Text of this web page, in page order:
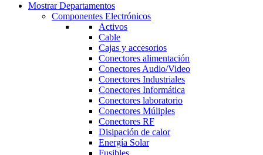
Mostrar Departamentos
Componentes Electrónicos
Activos
Cable
Cajas y accesorios
Conectores alimentación
Conectores Audio/Video
Conectores Industriales
Conectores Informática
Conectores laboratorio
Conectores Múliples
Conectores RF
Disipación de calor
Energía Solar
Fusibles